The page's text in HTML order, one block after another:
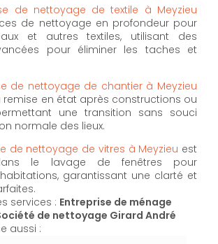
de nettoyage de textile à Meyzieu
de nettoyage en profondeur pour
et autres textiles, utilisant des
pour éliminer les taches et
de nettoyage de chantier à Meyzieu
en état après constructions ou
une transition sans souci
normale des lieux.
de nettoyage de vitres à Meyzieu est
le lavage de fenêtres pour
garantissant une clarté et
services : Entreprise de ménage
de nettoyage Girard André
aussi :